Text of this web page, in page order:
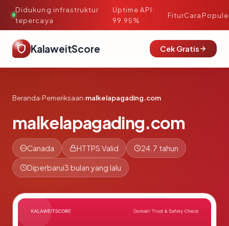
Didukung infrastruktur
tepercaya
·
Uptime API:
99.95%
FiturCara
KalaweitScore Cek Gratis
Beranda›Pemeriksaan›malkelapagading.com
malkelapagading.com
Canada HTTPS Valid 24.7 tahun
Diperbarui3 bulan yang lalu